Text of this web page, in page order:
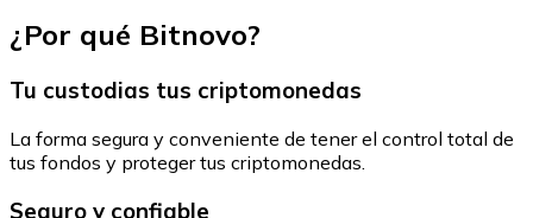
¿Por qué Bitnovo?
Tu custodias tus criptomonedas
La forma segura y conveniente de tener el control total de
tus fondos y proteger tus criptomonedas.
Seguro y confiable